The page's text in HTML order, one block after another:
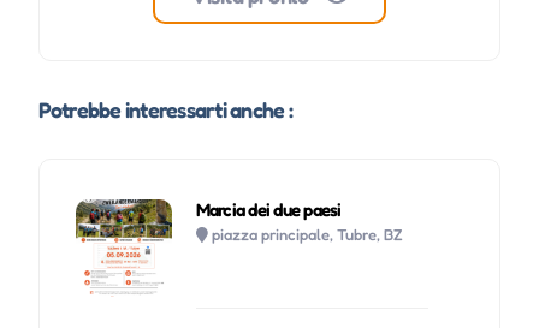
Potrebbe interessarti anche :
Marcia dei due paesi
piazza principale, Tubre, BZ